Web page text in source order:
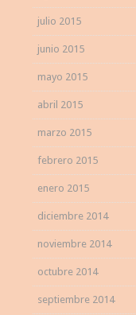
julio 2015
junio 2015
mayo 2015
abril 2015
marzo 2015
febrero 2015
enero 2015
diciembre 2014
noviembre 2014
octubre 2014
septiembre 2014